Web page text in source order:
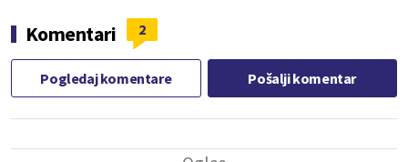
Komentari 2
Pogledaj komentare Pošalji komentar